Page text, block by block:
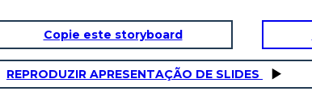
Copie este storyboard
REPRODUZIR APRESENTAÇÃO DE SLIDES